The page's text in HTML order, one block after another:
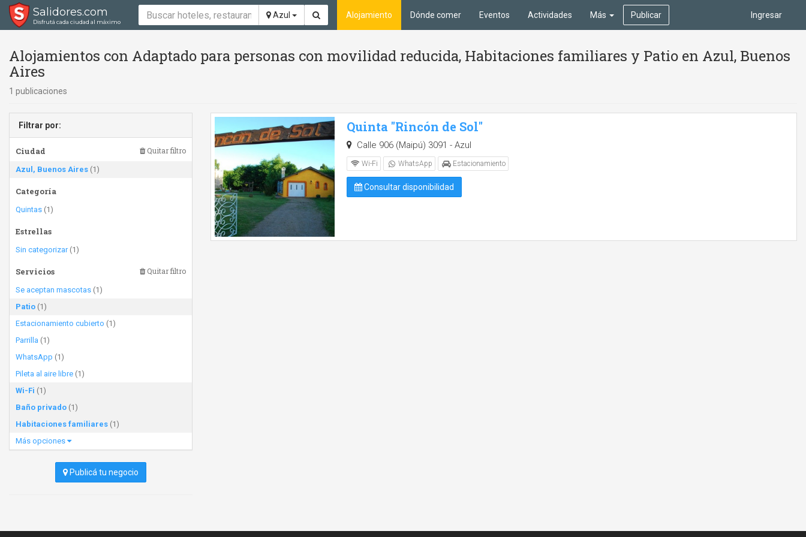
Salidores.com
Disfrutá cada ciudad al máximo
Azul Ingresar
Alojamiento Dónde comer Eventos Actividades Más Publicar
Alojamientos con Adaptado para personas con movilidad reducida, Habitaciones familiares y Patio en Azul, Buenos
Aires
1 publicaciones
Filtrar por:
Ciudad Quitar filtro
Azul, Buenos Aires (1)
Categoría
Quintas (1)
Estrellas
Sin categorizar(1)
Servicios Quitar filtro
Se aceptan mascotas (1)
Patio (1)
Estacionamiento cubierto (1)
Parrilla (1)
WhatsApp (1)
Pileta al aire libre (1)
Wi-Fi (1)
Baño privado (1)
Habitaciones familiares (1)
Más opciones
Publicá tu negocio
Quinta "Rincón de Sol"
Calle 906 (Maipú) 3091 - Azul
Wi-Fi WhatsApp Estacionamiento
Consultar disponibilidad